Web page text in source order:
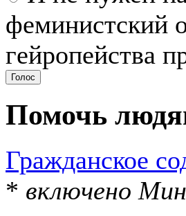
феминистский
гейропейства
Помочь
Гражданское
* включено